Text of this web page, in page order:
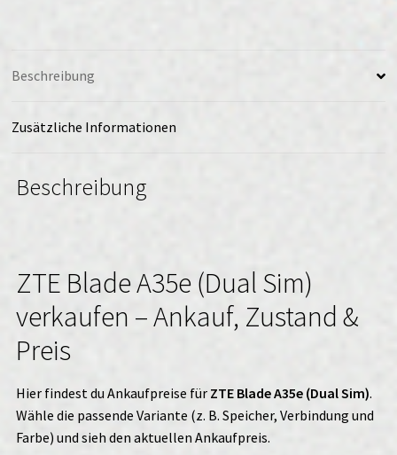
Beschreibung
Zusätzliche Informationen
Beschreibung
ZTE Blade A35e (Dual Sim)
verkaufen – Ankauf, Zustand &
Preis
Hier findest du Ankaufpreise für ZTE Blade A35e (Dual Sim).
Wähle die passende Variante (z. B. Speicher, Verbindung und
Farbe) und sieh den aktuellen Ankaufpreis.